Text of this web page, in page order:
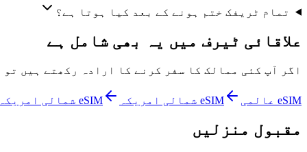
تمام ٹریفک ختم ہونے کے بعد کیا ہوتا ہے؟
علاقائی ٹیرف میں یہ بھی شامل ہے
اگر آپ کئی ممالک کا سفر کرنے کا ارادہ رکھتے ہیں تو
eSIM عالمی eSIM شمالی امریکہ eSIM شمالی امریکہ
مقبول منزلیں